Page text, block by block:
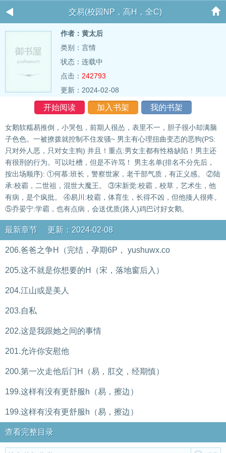
交易(校园NP，高H，全C)
作者：黄太后
类别：言情
状态：连载中
点击： 242793
更新：2024-02-08
开始阅读 加入书架 我的书架
女鹅软糯易推倒，小哭包，前期人很怂，表里不一，胆子很小却满脑
子色色。一被撩拨就控制不住发骚~ 男主有心理扭曲变态的恶狗(PS:
只对外人恶，只对女主狗) 并且！重点:男女主都有性格缺陷！男主还
有很刑的行为。可以吐槽，但是不许骂！ 男主名单(排名不分先后，
按出场顺序): ①何慕:班长，警察世家，老干部气质，有正义感。 ②陆
承:校霸，二世祖，混世大魔王。 ③宋新觉:校霸，校草，艺术生，他
有病，是个疯批。 ④易川:校霸，体育生，长得不凶，但他揍人很疼。
⑤乔晏宁:学霸，也有点病，会送优质(路人)鸡巴讨好女鹅。
最新章节 更新：2024-02-08
206.爸爸之争H（完结，孕期6P， yushuwx.co
205.这不就是你想要的H（宋，落地窗后入）
204.江山或是美人
203.自私
202.这是我跟她之间的事情
201.允许你安慰他
200.第一次走他后门H（易，肛交，经期慎）
199.这样有没有更舒服h（易，擦边）
199.这样有没有更舒服h（易，擦边）
查看完整目录